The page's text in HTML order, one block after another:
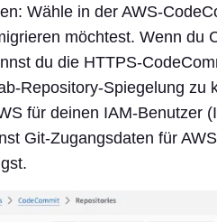
Wähle in der AWS-
möchtest. Wenn du
du die HTTPS-
Repository-Spiegelung zu
für deinen IAM-Benutzer
Git-Zugangsdaten für